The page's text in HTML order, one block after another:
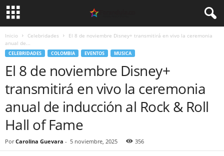
Inicio Celebridades
El 8 de noviembre Disney+ transmitirá en vivo la ceremonia
anual de...
CELEBRIDADES COLOMBIA EVENTOS MUSICA
El 8 de noviembre Disney+
transmitirá en vivo la ceremonia
anual de inducción al Rock & Roll
Hall of Fame
Por Carolina Guevara - 5 noviembre, 2025 356